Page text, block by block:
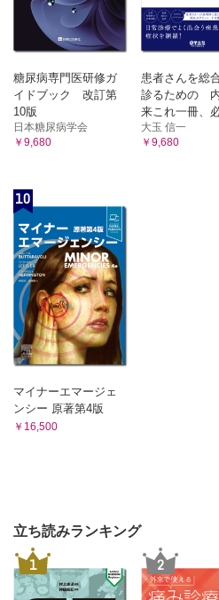
糖尿病専門医研修ガ
イドブック 改訂第
10版
日本糖尿病学会
￥9,680
患者さんを総
診るための
来これ一冊、
大玉 信一
￥9,680
10
マイナーエマージェ
ンシー 原著第4版
￥16,500
立ち読みランキング
1 2